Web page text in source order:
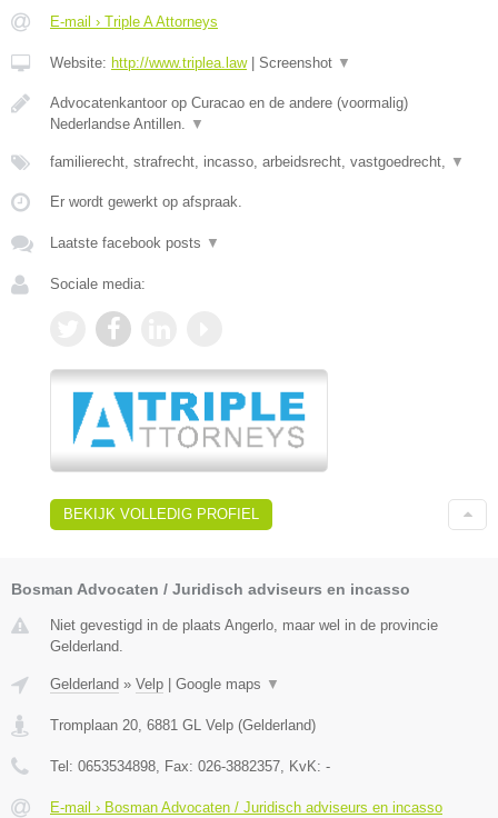
E-mail › Triple A Attorneys
Website: http://www.triplea.law| Screenshot ▼
Advocatenkantoor op Curacao en de andere (voormalig)
Nederlandse Antillen. ▼
familierecht, strafrecht, incasso, arbeidsrecht, vastgoedrecht, ▼
Er wordt gewerkt op afspraak.
Laatste facebook posts ▼
Sociale media:
BEKIJK VOLLEDIG PROFIEL
Bosman Advocaten / Juridisch adviseurs en incasso
Niet gevestigd in de plaats Angerlo, maar wel in de provincie
Gelderland.
Gelderland » Velp Google maps ▼
Tromplaan 20, 6881 GL Velp (Gelderland)
Tel: 0653534898, Fax: 026-3882357, KvK: -
E-mail › Bosman Advocaten / Juridisch adviseurs en incasso